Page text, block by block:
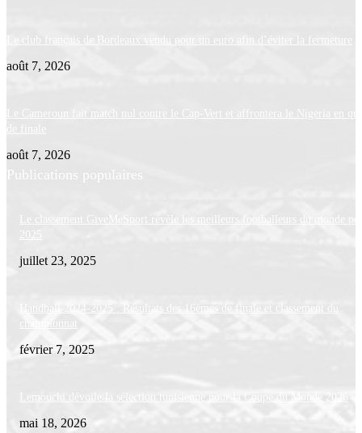
Le club français de Bordeaux vendu pour un euro afin d’éviter la fermeture
août 7, 2026
Le Cameroun fait match nul contre le Cap-Vert et affrontera le Nigeria en
de finale
août 7, 2026
Publications populaires
Le classement GiveMeSport révèle les meilleurs footballeurs du monde
juillet 23, 2025
Handball 2024-2025 : Résultats des 16èmes de finale et classement du
championnat
février 7, 2025
Lemouchi dévoile la sélection tunisienne pour la Coupe du Monde 2026
mai 18, 2026